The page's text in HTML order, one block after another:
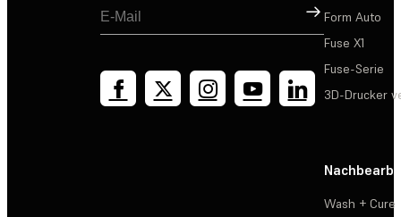
Registrieren
Form Auto
Fuse X1
Fuse-Serie
3D-Drucker
Wash + Cure